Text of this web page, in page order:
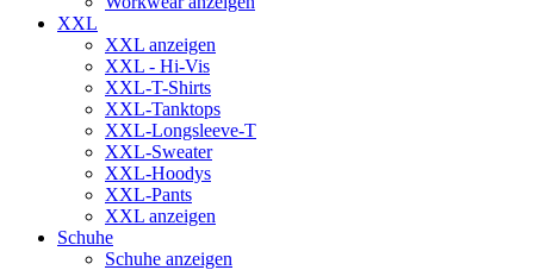
XXL
XXL anzeigen
XXL - Hi-Vis
XXL-T-Shirts
XXL-Tanktops
XXL-Longsleeve-T
XXL-Sweater
XXL-Hoodys
XXL-Pants
XXL anzeigen
Schuhe
Schuhe anzeigen